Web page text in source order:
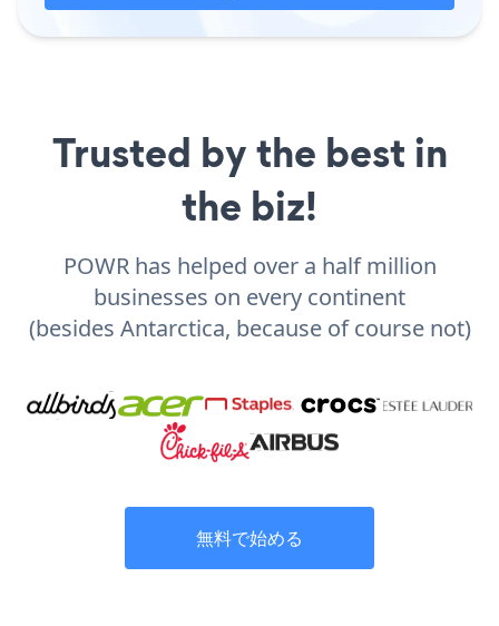
Trusted by the best in
the biz!
POWR has helped over a half million
businesses on every continent
(besides Antarctica, because of course not)
無料で始める